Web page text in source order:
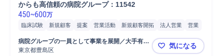
からも高信頼の病院グループ：11542
450~600万
臨床試験 新規顧客 提案 営業活動 新規顧客開拓 法人営業
営業
既存顧客
新規顧客獲得 営業先 医師
顧客 医療機関
対象 製薬メーカー
リピート率向上
病院グループの一員として事業を展開／大手有名
製薬会社ともお取引多数　※社名非公開
東京都豊島区 【提案営業
気になる